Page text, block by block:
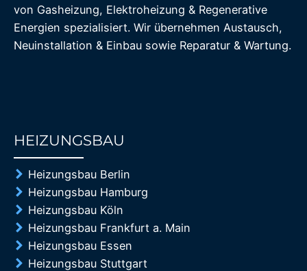
von Gasheizung, Elektroheizung & Regenerative
Energien spezialisiert. Wir übernehmen Austausch,
Neuinstallation & Einbau sowie Reparatur & Wartung.
HEIZUNGSBAU
Heizungsbau Berlin
Heizungsbau Hamburg
Heizungsbau Köln
Heizungsbau Frankfurt a. Main
Heizungsbau Essen
Heizungsbau Stuttgart